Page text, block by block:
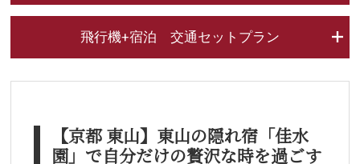
飛行機+宿泊 交通セットプラン
【京都 東山】東山の隠れ宿「佳水
園」で自分だけの贅沢な時を過ごす